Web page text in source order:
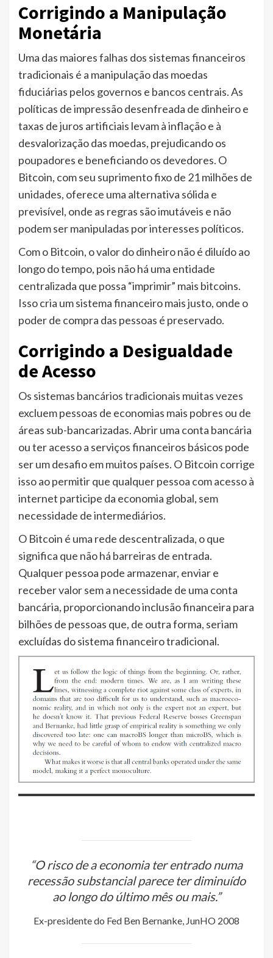
Corrigindo a Manipulação
Monetária
Uma das maiores falhas dos sistemas financeiros
tradicionais é a manipulação das moedas
fiduciárias pelos governos e bancos centrais. As
políticas de impressão desenfreada de dinheiro e
taxas de juros artificiais levam à inflação e à
desvalorização das moedas, prejudicando os
poupadores e beneficiando os devedores. O
Bitcoin, com seu suprimento fixo de 21 milhões de
unidades, oferece uma alternativa sólida e
previsível, onde as regras são imutáveis e não
podem ser manipuladas por interesses políticos.
Com o Bitcoin, o valor do dinheiro não é diluído ao
longo do tempo, pois não há uma entidade
centralizada que possa “imprimir” mais bitcoins.
Isso cria um sistema financeiro mais justo, onde o
poder de compra das pessoas é preservado.
Corrigindo a Desigualdade
de Acesso
Os sistemas bancários tradicionais muitas vezes
excluem pessoas de economias mais pobres ou de
áreas sub-bancarizadas. Abrir uma conta bancária
ou ter acesso a serviços financeiros básicos pode
ser um desafio em muitos países. O Bitcoin corrige
isso ao permitir que qualquer pessoa com acesso à
internet participe da economia global, sem
necessidade de intermediários.
O Bitcoin é uma rede descentralizada, o que
significa que não há barreiras de entrada.
Qualquer pessoa pode armazenar, enviar e
receber valor sem a necessidade de uma conta
bancária, proporcionando inclusão financeira para
bilhões de pessoas que, de outra forma, seriam
excluídas do sistema financeiro tradicional.
“O risco de a economia ter entrado numa
recessão substancial parece ter diminuído
ao longo do último mês ou mais.”
Ex-presidente do Fed Ben Bernanke, JunHO 2008